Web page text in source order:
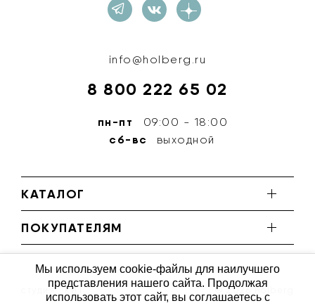
info@holberg.ru
8 800 222 65 02
пн-пт 09:00 - 18:00
сб-вс выходной
КАТАЛОГ
ПОКУПАТЕЛЯМ
студия ''КИТ'' © 2026 Holberg
Мы используем cookie-файлы для наилучшего
представления нашего сайта. Продолжая
использовать этот сайт, вы соглашаетесь с